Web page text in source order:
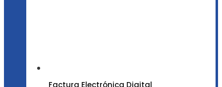
Factura Electrónica Digital